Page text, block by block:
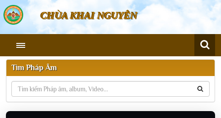
CHÙA KHAI NGUYÊN
Tìm Pháp Âm